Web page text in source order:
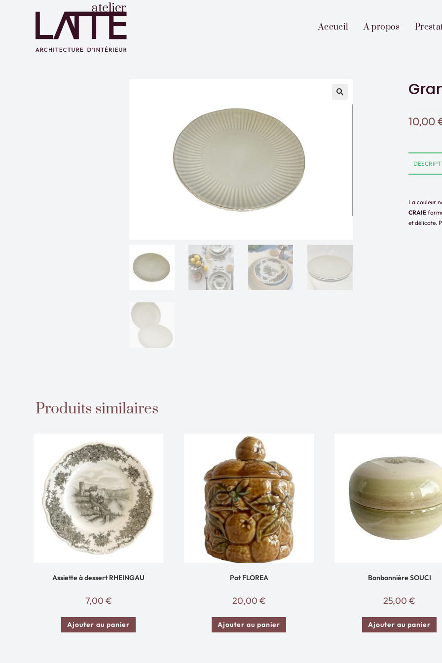
Accueil A propos
10,00
La couleur
CRAIE
et délicate.
Produits similaires
Assiette à dessert RHEINGAU
7,00 €
Ajouter au panier
Pot FLOREA
20,00 €
Ajouter au panier
Bonbonnière SOUCI
25,00 €
Ajouter au panier